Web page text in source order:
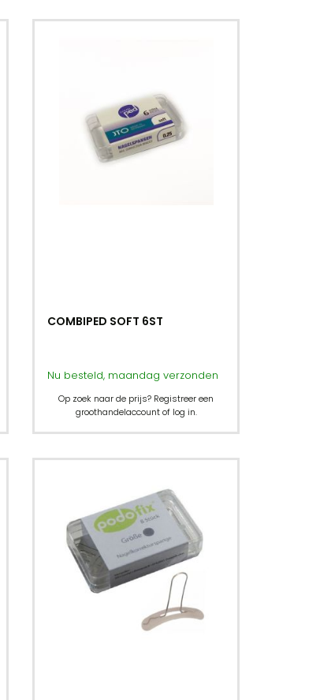
COMBIPED SOFT 6ST
Nu besteld, maandag verzonden
Op zoek naar de prijs? Registreer een
groothandelaccount of log in.